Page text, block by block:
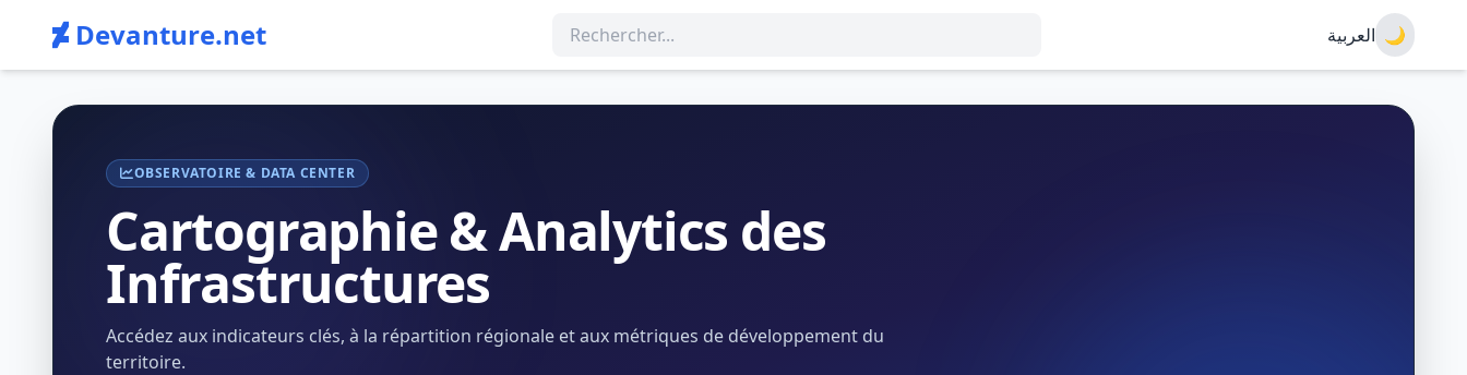
Devanture.net العربية 🌙
OBSERVATOIRE & DATA CENTER
Cartographie & Analytics des
Infrastructures
Accédez aux indicateurs clés, à la répartition régionale et aux métriques de développement du
territoire.